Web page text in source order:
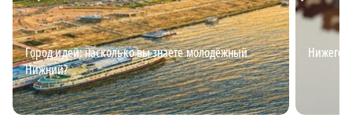
Город идей: насколько вы знаете молодёжный
Нижний?